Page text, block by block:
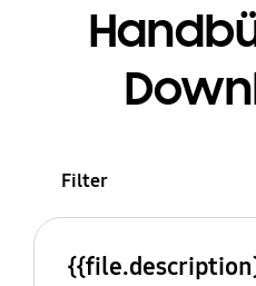
Filter